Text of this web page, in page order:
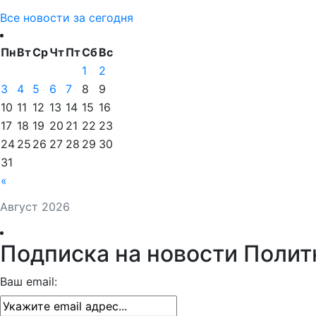
Все новости за сегодня
Август 2026
ПнВтСрЧтПтСбВс
«
1
2
3
4 5 6 7 8
9
10 11 12 13 14 15 16
17 18 19 20 21 22 23
24 25 26 27 28 29 30
31
Подписка на новости
Ваш email: